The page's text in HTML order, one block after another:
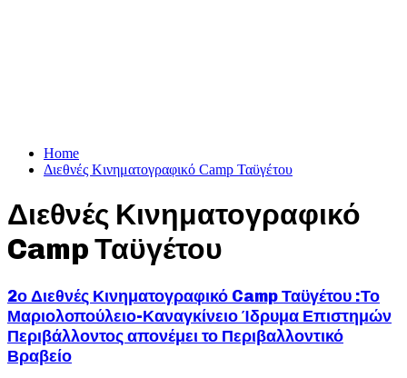
Home
Διεθνές Κινηματογραφικό Camp Ταϋγέτου
Διεθνές Κινηματογραφικό
Camp Ταϋγέτου
2ο Διεθνές Κινηματογραφικό Camp Ταϋγέτου :Το
Μαριολοπούλειο-Καναγκίνειο Ίδρυμα Επιστημών
Περιβάλλοντος απονέμει το Περιβαλλοντικό
Βραβείο